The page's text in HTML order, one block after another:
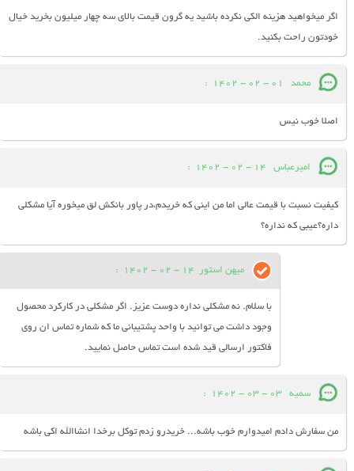
اگر میخواهید هزینه الکی نکرده باشید یه گرون قیمت بالای سه چهار میلیون بخرید خیال
خودتون راحت بکنید.
محمد 01 - 02 - 1402
:
اصلا خوب نیس
امیرعباس 14 - 02 - 1402
:
کیفیت نسبت با قیمت عالی اما من اینی که خریدم،در پاور بانکش لق میخوره آیا مشکلی
داره؟عیبی که نداره؟
میهن استور 14 - 02 - 1402
:
با سلام. نه مشکلی نداره دوست عزیز. اگر مشکلی در کارکرد محصول
وجود داشت می توانید با واحد پشتیبانی ما که شماره تماس ان روی
فاکتور ارسالی قید شده است تماس حاصل نمایید.
سمیه 03 - 03 - 1402
:
من سفارش دادم امیدوارم خوب باشه... خریدرو زدم توکل برخدا انشاالله اکی باشه